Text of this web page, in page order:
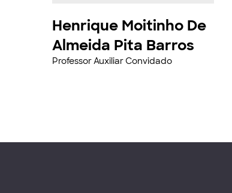
Henrique Moitinho De
Almeida Pita Barros
Professor Auxiliar Convidado